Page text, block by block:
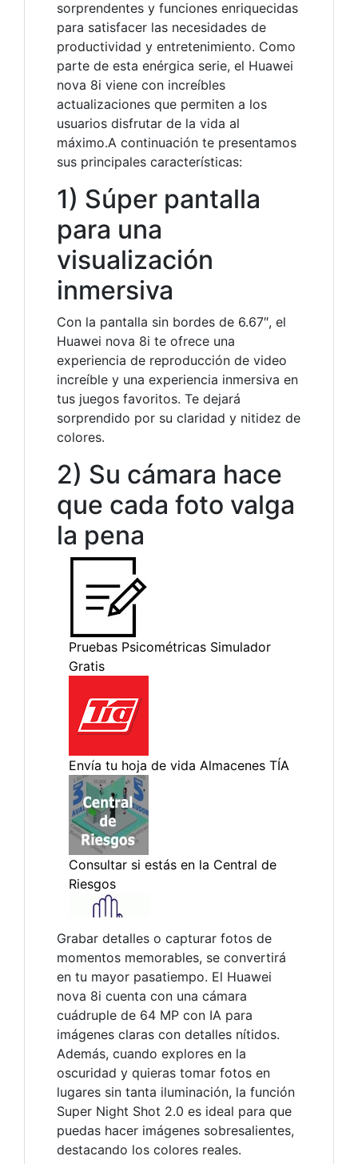
sorprendentes y funciones enriquecidas
para satisfacer las necesidades de
productividad y entretenimiento. Como
parte de esta enérgica serie, el Huawei
nova 8i viene con increíbles
actualizaciones que permiten a los
usuarios disfrutar de la vida al
máximo.A continuación te presentamos
sus principales características:
1) Súper pantalla
para una
visualización
inmersiva
Con la pantalla sin bordes de 6.67″, el
Huawei nova 8i te ofrece una
experiencia de reproducción de video
increíble y una experiencia inmersiva en
tus juegos favoritos. Te dejará
sorprendido por su claridad y nitidez de
colores.
2) Su cámara hace
que cada foto valga
la pena
Grabar detalles o capturar fotos de
momentos memorables, se convertirá
en tu mayor pasatiempo. El Huawei
nova 8i cuenta con una cámara
cuádruple de 64 MP con IA para
imágenes claras con detalles nítidos.
Además, cuando explores en la
oscuridad y quieras tomar fotos en
lugares sin tanta iluminación, la función
Super Night Shot 2.0 es ideal para que
puedas hacer imágenes sobresalientes,
destacando los colores reales.